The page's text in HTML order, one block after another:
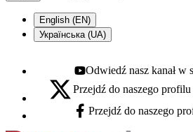
English (EN)
Українська (UA)
Youtube - otwiera się w nowej
Odwiedź nasz kanał w
X - otwiera się w nowej karcie
Przejdź do naszego
Facebook - otwiera się w nowej
Przejdź do naszego